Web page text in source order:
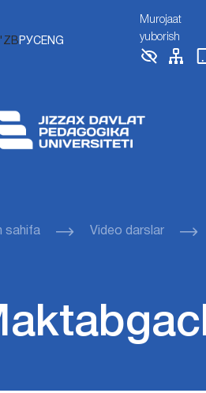
РУСENG
Murojaat
yuborish
sahifa Video darslar